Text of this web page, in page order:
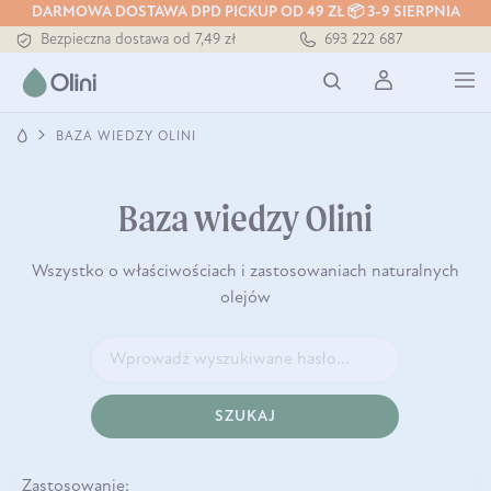
DARMOWA DOSTAWA DPD PICKUP OD 49 ZŁ 📦 3-9 SIERPNIA
Tłoczony zawsze na zimno
Bezpieczna dostawa od 7,49 zł
Tłoczony zawsze na zimno
693 222 687
BAZA WIEDZY OLINI
Baza wiedzy Olini
Wszystko o właściwościach i zastosowaniach naturalnych
olejów
SZUKAJ
Zastosowanie: